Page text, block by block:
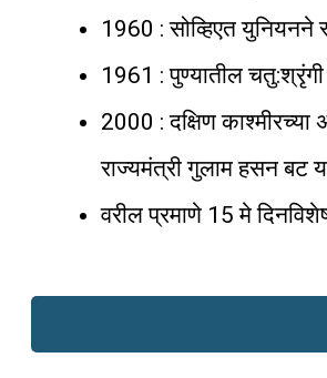
1960 : सोव्हिएत
1961 : पुण्यातील
2000 : दक्षिण
राज्यमंत्री गुलाम हसन बट
वरील प्रमाणे 15 मे